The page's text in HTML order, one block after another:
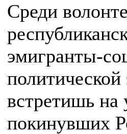
Среди
эмигранты-
встретишь
покинувших